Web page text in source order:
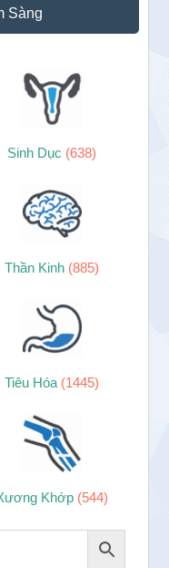
Sàng
Sinh Dục (638)
Thần Kinh (885)
Tiêu Hóa (1445)
Khớp (544)